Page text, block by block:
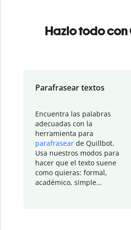
Hazlo todo
Parafrasear textos
Encuentra las palabras
adecuadas con la
herramienta para
parafrasear de Quillbot.
Usa nuestros modos para
hacer que el texto suene
como quieras: formal,
académico, simple…